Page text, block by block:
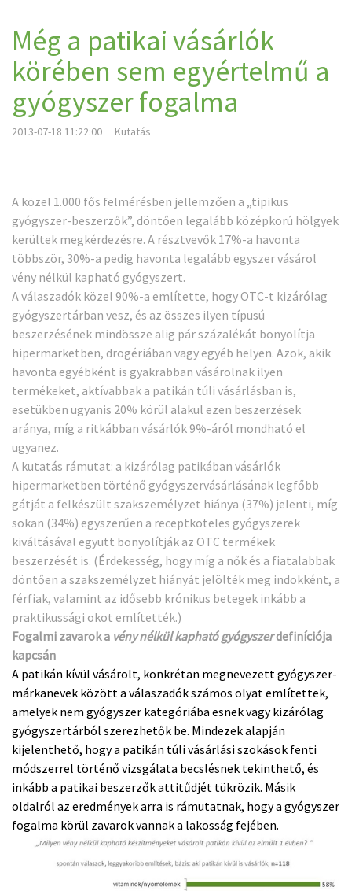
Még a patikai vásárlók
körében sem egyértelmű a
gyógyszer fogalma
2013-07-18 11:22:00 Kutatás
A közel 1.000 fős felmérésben jellemzően a „tipikus
gyógyszer-beszerzők”, döntően legalább középkorú hölgyek
kerültek megkérdezésre. A résztvevők 17%-a havonta
többször, 30%-a pedig havonta legalább egyszer vásárol
vény nélkül kapható gyógyszert.
A válaszadók közel 90%-a említette, hogy OTC-t kizárólag
gyógyszertárban vesz, és az összes ilyen típusú
beszerzésének mindössze alig pár százalékát bonyolítja
hipermarketben, drogériában vagy egyéb helyen. Azok, akik
havonta egyébként is gyakrabban vásárolnak ilyen
termékeket, aktívabbak a patikán túli vásárlásban is,
esetükben ugyanis 20% körül alakul ezen beszerzések
aránya, míg a ritkábban vásárlók 9%-áról mondható el
ugyanez.
A kutatás rámutat: a kizárólag patikában vásárlók
hipermarketben történő gyógyszervásárlásának legfőbb
gátját a felkészült szakszemélyzet hiánya (37%) jelenti, míg
sokan (34%) egyszerűen a receptköteles gyógyszerek
kiváltásával együtt bonyolítják az OTC termékek
beszerzését is. (Érdekesség, hogy míg a nők és a fiatalabbak
döntően a szakszemélyzet hiányát jelölték meg indokként, a
férfiak, valamint az idősebb krónikus betegek inkább a
praktikussági okot említették.)
Fogalmi zavarok a vény nélkül kapható gyógyszerdefiníciója
kapcsán
A patikán kívül vásárolt, konkrétan megnevezett gyógyszer-
márkanevek között a válaszadók számos olyat említettek,
amelyek nem gyógyszer kategóriába esnek vagy kizárólag
gyógyszertárból szerezhetők be. Mindezek alapján
kijelenthető, hogy a patikán túli vásárlási szokások fenti
módszerrel történő vizsgálata becslésnek tekinthető, és
inkább a patikai beszerzők attitűdjét tükrözik. Másik
oldalról az eredmények arra is rámutatnak, hogy a gyógyszer
fogalma körül zavarok vannak a lakosság fejében.